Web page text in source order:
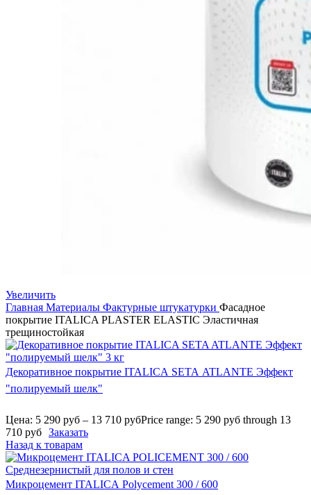
Увеличить
Главная Материалы Фактурные штукатурки Фасадное
покрытие ITALICA PLASTER ELASTIC Эластичная
трещиностойкая
Декоративное покрытие ITALICA SETA ATLANTE Эффект
"полируемый шелк"
Цена: 5 290 руб – 13 710 рубPrice range: 5 290 руб through 13
710 руб Заказать
Назад к товарам
Микроцемент ITALICA Polycement 300 / 600